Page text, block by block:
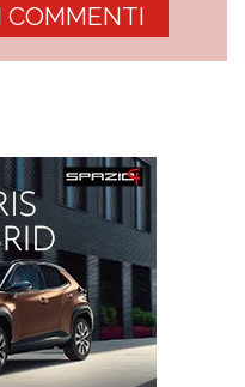
COMMENTI